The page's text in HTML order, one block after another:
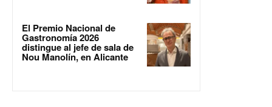
El Premio Nacional de
Gastronomía 2026
distingue al jefe de sala de
Nou Manolín, en Alicante